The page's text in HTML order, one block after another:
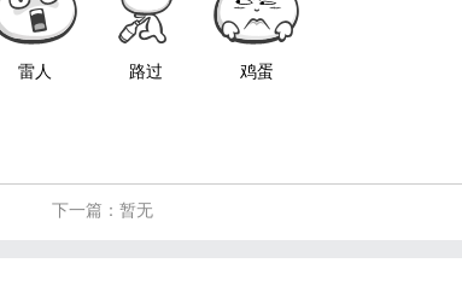
雷人 路过 鸡蛋
下一篇：暂无